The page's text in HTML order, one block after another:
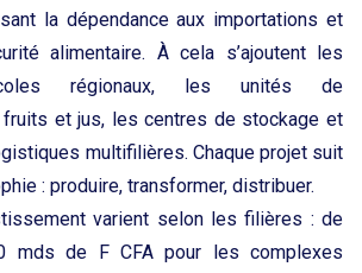
la dépendance aux importations et
alimentaire. À cela s’ajoutent les
régionaux, les unités de
et jus, les centres de stockage et
multifilières. Chaque projet suit
: produire, transformer, distribuer.
varient selon les filières : de
mds de F CFA pour les complexes